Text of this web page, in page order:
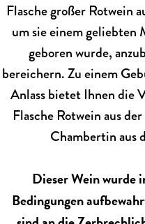
Flasche großer Rotwein
um sie einem geliebten
geboren wurde,
bereichern. Zu einem
Anlass bietet Ihnen die
Flasche Rotwein aus
Chambertin aus
Dieser Wein wurde
Bedingungen